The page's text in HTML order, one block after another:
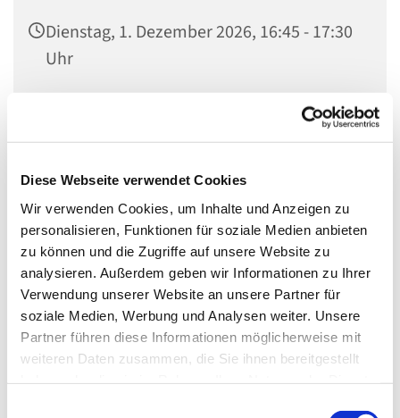
Diese Webseite verwendet Cookies
Wir verwenden Cookies, um Inhalte und Anzeigen zu
personalisieren, Funktionen für soziale Medien anbieten
zu können und die Zugriffe auf unsere Website zu
analysieren. Außerdem geben wir Informationen zu Ihrer
Verwendung unserer Website an unsere Partner für
soziale Medien, Werbung und Analysen weiter. Unsere
Partner führen diese Informationen möglicherweise mit
weiteren Daten zusammen, die Sie ihnen bereitgestellt
Dienstag, 1. Dezember 2026, 16:45 - 17:30
Uhr
Invitaskirchengemeinde, Rathenaustr. 45,
Bist Du ein Grundschulkind und hast Lust, Musik zu
machen? Dann bist Du bei uns genau richtig! Melde Dich
per Mailjulia.krenz@kkzf.deoder telefonisch im
Gemeindebüro (03379 – 374407).
Wir sind die Gemeindemusiker und treffen uns
normalerweise
jeden Dienstag